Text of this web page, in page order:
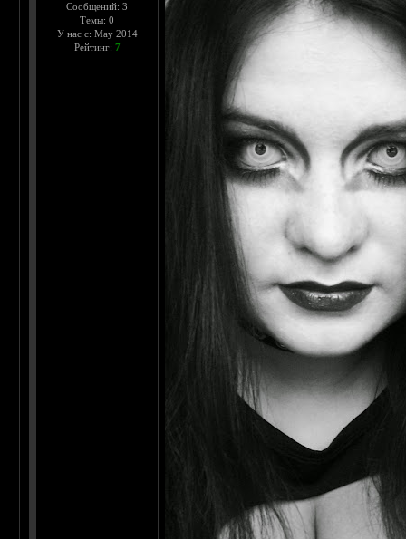
Сообщений: 3
Темы: 0
У нас с: May 2014
Рейтинг: 7